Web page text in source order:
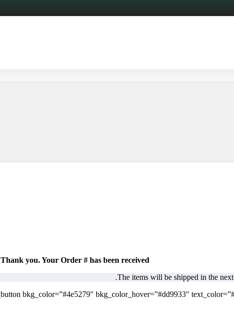
Thank you. Your Order # has been received
The items will be shipped in the next
.